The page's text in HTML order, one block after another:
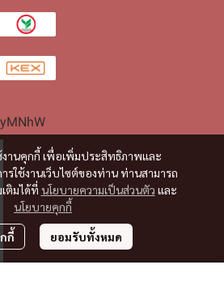
งานคุกกี้ เพื่อเพิ่มประสิทธิภาพและ
ใช้งานเว็บไซต์ของท่าน ท่านสามารถ
ติมได้ที่ นโยบายความเป็นส่วนตัว และ
นโยบายคุกกี้
กี้ ยอมรับทั้งหมด